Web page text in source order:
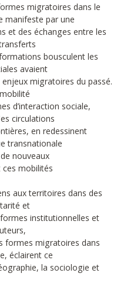
migratoires dans le
manifeste par une
et des échanges entre les
bousculent les
avaient
migratoires du passé.
d’interaction sociale,
circulations
en redessinent
transnationale
nouveaux
mobilités
aux territoires dans des
et
institutionnelles et
formes migratoires dans
éclairent ce
la sociologie et